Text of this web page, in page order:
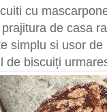
cu
de casa
simplu si usor
de biscuiți